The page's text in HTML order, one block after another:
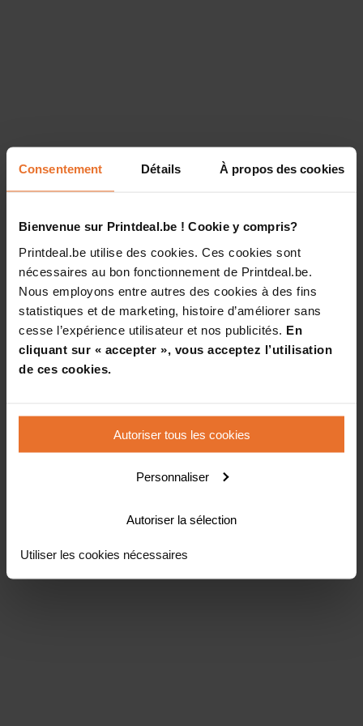
Consentement Détails À propos des cookies
Bienvenue sur Printdeal.be ! Cookie y compris?
Printdeal.be utilise des cookies. Ces cookies sont
nécessaires au bon fonctionnement de Printdeal.be.
Nous employons entre autres des cookies à des fins
statistiques et de marketing, histoire d’améliorer sans
cesse l’expérience utilisateur et nos publicités. En
cliquant sur « accepter », vous acceptez l’utilisation
de ces cookies.
Autoriser tous les cookies
Personnaliser
Autoriser la sélection
Utiliser les cookies nécessaires